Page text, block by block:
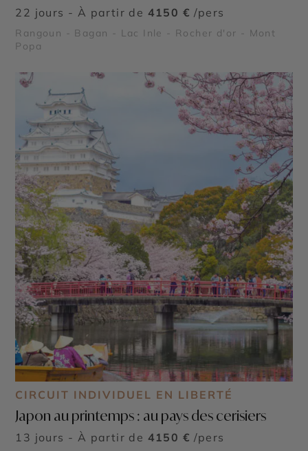
22 jours - À partir de 4150 € /pers
Rangoun - Bagan - Lac Inle - Rocher d'or - Mont
Popa
CIRCUIT INDIVIDUEL EN LIBERTÉ
Japon au printemps : au pays des cerisiers
13 jours - À partir de 4150 € /pers